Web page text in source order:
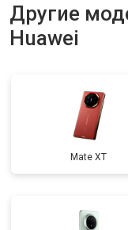
Другие
Huawei
Mate XT